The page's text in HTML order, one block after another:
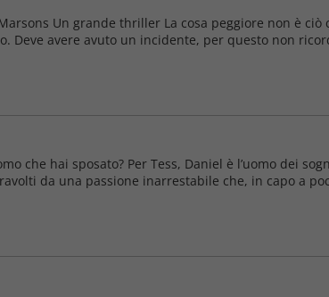
Un grande thriller La cosa peggiore non è ciò
Deve avere avuto un incidente, per questo non
che hai sposato? Per Tess, Daniel è l’uomo dei
da una passione inarrestabile che, in capo a